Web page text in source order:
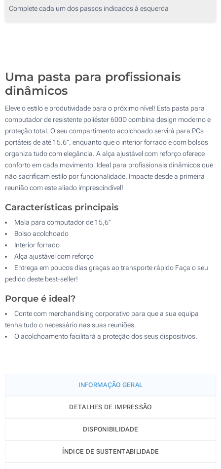
25
Complete cada um dos passos indicados à esquerda
Uma pasta para profissionais
dinâmicos
Eleve o estilo e produtividade para o próximo nível! Esta pasta para
computador de resistente poliéster 600D combina design moderno e
proteção total. O seu compartimento acolchoado servirá para PCs
portáteis de até 15.6'', enquanto que o interior forrado e com bolsos
organiza tudo com elegância. A alça ajustável com reforço oferece
conforto em cada movimento. Ideal para profissionais dinâmicos que
não sacrificam estilo por funcionalidade. Impacte desde a primeira
reunião com este aliado imprescindível!
Características principais
Mala para computador de 15,6''
Bolso acolchoado
Interior forrado
Alça ajustável com reforço
Entrega em poucos dias graças ao transporte rápido Faça o seu
pedido deste best-seller!
Porque é ideal?
Conte com merchandising corporativo para que a sua equipa
tenha tudo o necessário nas suas reuniões.
O acolchoamento facilitará a proteção dos seus dispositivos.
INFORMAÇÃO GERAL
DETALHES DE IMPRESSÃO
DISPONIBILIDADE
ÍNDICE DE SUSTENTABILIDADE